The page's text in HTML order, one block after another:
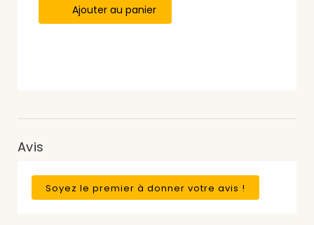
Ajouter au panier
Avis
Soyez le premier à donner votre avis !